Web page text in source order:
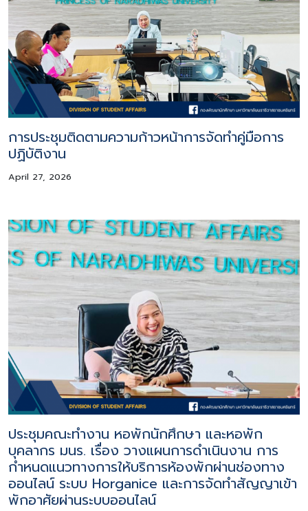
การประชุมติดตามความก้าวหน้าการจัดทำคู่มือการ
ปฏิบัติงาน
April 27, 2026
ประชุมคณะทำงาน หอพักนักศึกษา และหอพัก
บุคลากร มนร. เรื่อง วางแผนการดำเนินงาน การ
กำหนดแนวทางการให้บริการห้องพักผ่านช่องทาง
ออนไลน์ ระบบ Horganice และการจัดทำสัญญาเข้า
พักอาศัยผ่านระบบออนไลน์